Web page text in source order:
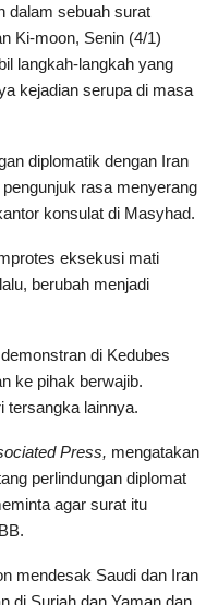
dalam sebuah surat
Ki-moon, Senin (4/1)
langkah-langkah yang
kejadian serupa di masa
diplomatik dengan Iran
rasa menyerang
konsulat di Masyhad.
eksekusi mati
berubah menjadi
di Kedubes
ke pihak berwajib.
tersangka lainnya.
Press, mengatakan
perlindungan diplomat
agar surat itu
mendesak Saudi dan Iran
di Suriah dan Yaman dan